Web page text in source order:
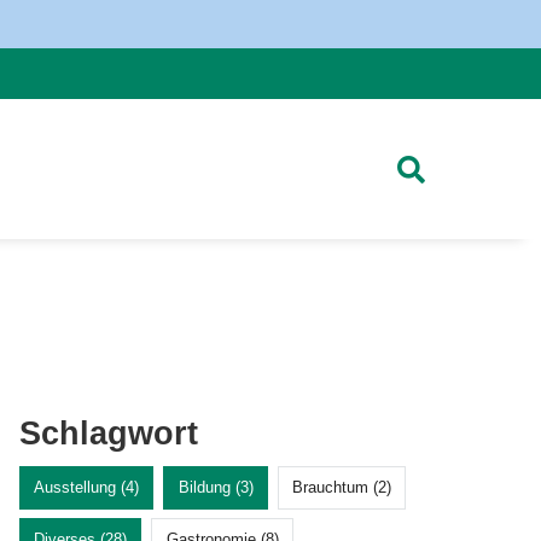
Schlagwort
Ausstellung (4) Bildung (3) Brauchtum (2)